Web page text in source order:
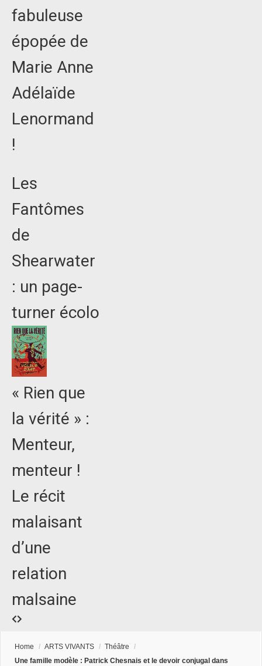
fabuleuse
épopée de
Marie Anne
Adélaïde
Lenormand
!
Les
Fantômes
de
Shearwater
: un page-
turner écolo
« Rien que
la vérité » :
Menteur,
menteur !
Le récit
malaisant
d’une
relation
malsaine
Home / ARTS VIVANTS / Théâtre
/
Une famille modèle : Patrick Chesnais et le devoir conjugal dans